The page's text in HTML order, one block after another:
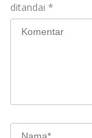
ditandai *